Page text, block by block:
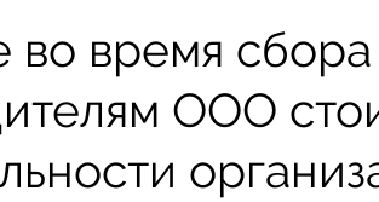
во время
ООО